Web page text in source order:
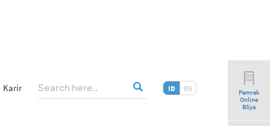
Karir ID EN
Pemrek
Online
BSya